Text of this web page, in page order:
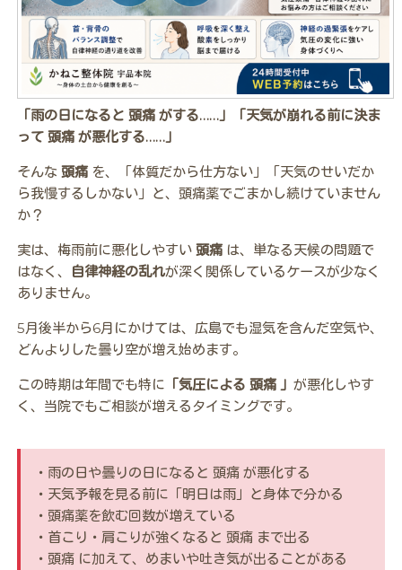
「雨の日になると 頭痛 がする……」「天気が崩れる前に決ま
って 頭痛 が悪化する……」
そんな 頭痛 を、「体質だから仕方ない」「天気のせいだか
ら我慢するしかない」と、頭痛薬でごまかし続けていません
か？
実は、梅雨前に悪化しやすい 頭痛 は、単なる天候の問題で
はなく、
自律神経の乱れが深く関係しているケースが少なく
ありません。
5月後半から6月にかけては、広島でも湿気を含んだ空気や、
どんよりした曇り空が増え始めます。
この時期は年間でも特に 「気圧による 頭痛 」 が悪化しやす
く、当院でもご相談が増えるタイミングです。
・雨の日や曇りの日になると 頭痛 が悪化する
・天気予報を見る前に「明日は雨」と身体で分かる
・頭痛薬を飲む回数が増えている
・首こり・肩こりが強くなると 頭痛 まで出る
・頭痛 に加えて、めまいや吐き気が出ることがある